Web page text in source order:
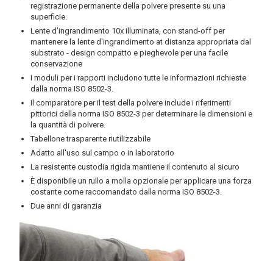
registrazione permanente della polvere presente su una
superficie.
Lente d'ingrandimento 10x illuminata, con stand-off per
mantenere la lente d'ingrandimento at distanza appropriata dal
substrato - design compatto e pieghevole per una facile
conservazione
I moduli per i rapporti includono tutte le informazioni richieste
dalla norma ISO 8502-3.
Il comparatore per il test della polvere include i riferimenti
pittorici della norma ISO 8502-3 per determinare le dimensioni e
la quantità di polvere.
Tabellone trasparente riutilizzabile
Adatto all'uso sul campo o in laboratorio
La resistente custodia rigida mantiene il contenuto al sicuro
È disponibile un rullo a molla opzionale per applicare una forza
costante come raccomandato dalla norma ISO 8502-3.
Due anni di garanzia